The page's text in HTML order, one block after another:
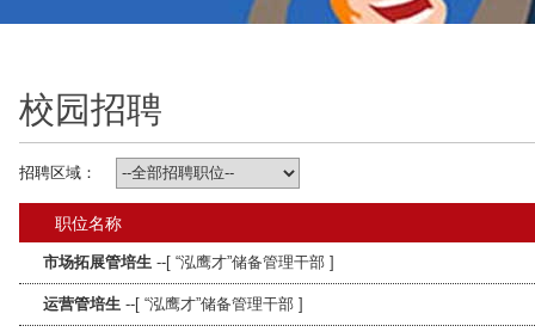
校园招聘
招聘区域：
职位名称
市场拓展管培生 --[ “泓鹰才”储备管理干部 ]
运营管培生 --[ “泓鹰才”储备管理干部 ]